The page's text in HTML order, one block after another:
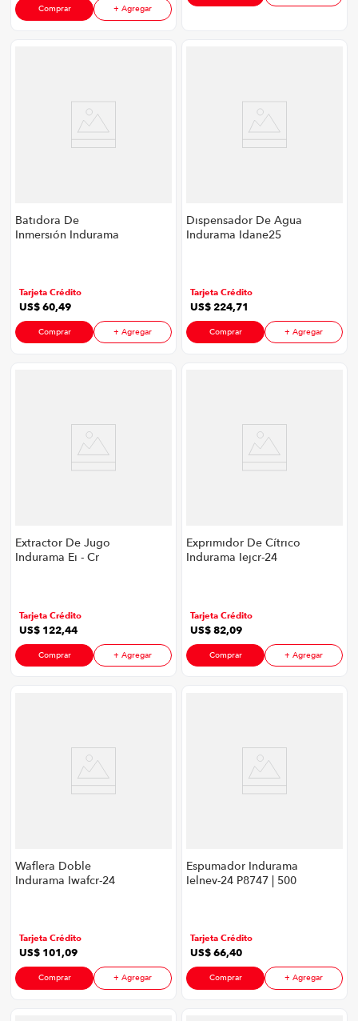
Comprar + Agregar
Batidora De
Inmersión Indurama
Tarjeta Crédito
US$60,49
Comprar + Agregar
Dispensador De Agua
Indurama Idane25
Tarjeta Crédito
US$224,71
Comprar + Agregar
Extractor De Jugo
Indurama Ei - Cr
Tarjeta Crédito
US$ 122,44
Comprar + Agregar
Exprimidor De Cítrico
Indurama Iejcr-24
Tarjeta Crédito
US$82,09
Comprar + Agregar
Waflera Doble
Indurama Iwafcr-24
Tarjeta Crédito
US$ 101,09
Comprar + Agregar
Espumador Indurama
Ielnev-24 P8747 | 500
Tarjeta Crédito
US$66,40
Comprar + Agregar